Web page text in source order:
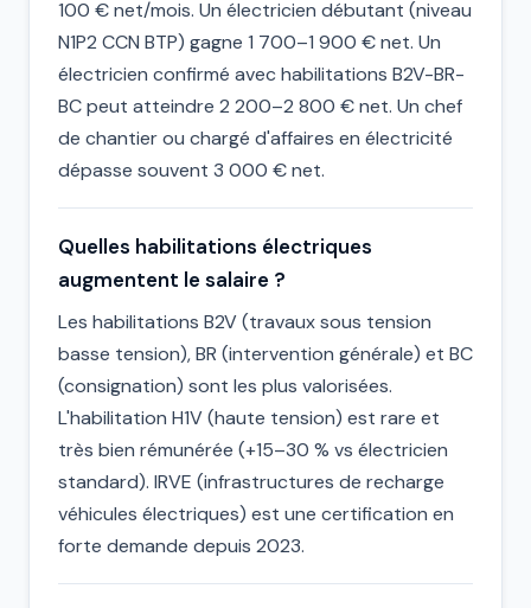
100 € net/mois. Un électricien débutant (niveau
N1P2 CCN BTP) gagne 1 700–1 900 € net. Un
électricien confirmé avec habilitations B2V-BR-
BC peut atteindre 2 200–2 800 € net. Un chef
de chantier ou chargé d'affaires en électricité
dépasse souvent 3 000 € net.
Quelles habilitations électriques
augmentent le salaire ?
Les habilitations B2V (travaux sous tension
basse tension), BR (intervention générale) et BC
(consignation) sont les plus valorisées.
L'habilitation H1V (haute tension) est rare et
très bien rémunérée (+15–30 % vs électricien
standard). IRVE (infrastructures de recharge
véhicules électriques) est une certification en
forte demande depuis 2023.